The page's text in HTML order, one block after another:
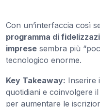
Con un’interfaccia così
programma di
imprese sembra più
tecnologico enorme.
Key Takeaway: Inserire
quotidiani e coinvolgere
per aumentare le